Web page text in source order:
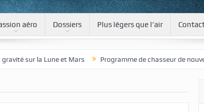
aéro Dossiers Plus légers que l’air
Lune et Mars Programme de chasseur de nouvelle